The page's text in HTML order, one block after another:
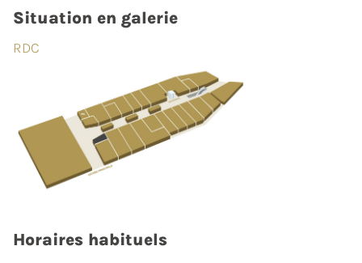
Situation en galerie
RDC
Horaires habituels